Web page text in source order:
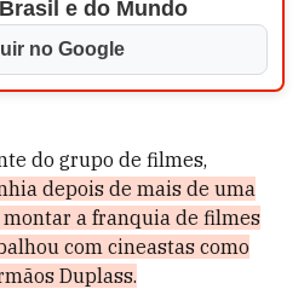
e do Mundo
no Google
do grupo de filmes,
depois de mais de uma
a franquia de filmes
com cineastas como
Duplass.